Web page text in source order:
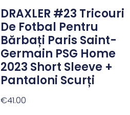
DRAXLER #23 Tricouri
De Fotbal Pentru
Bărbați Paris Saint-
Germain PSG Home
2023 Short Sleeve +
Pantaloni Scurți
€41.00